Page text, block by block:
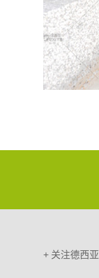
+ 关注德西亚